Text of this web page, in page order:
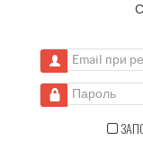
Email при
Пароль